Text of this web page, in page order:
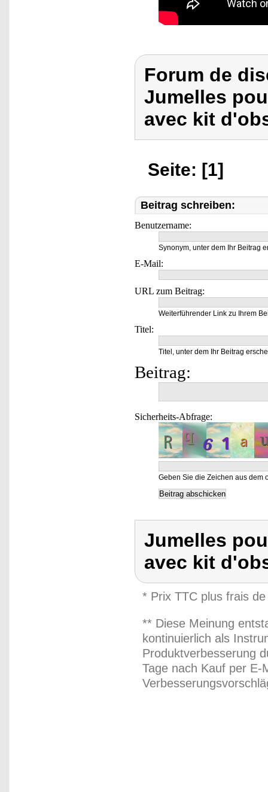
Forum de
Jumelles
avec kit
Seite: [1]
Beitrag schreiben:
Benutzername:
Synonym, unter dem Ihr Beitrag
E-Mail:
URL zum Beitrag:
Weiterführender Link zu Ihrem
Titel:
Titel, unter dem Ihr Beitrag
Beitrag:
Sicherheits-Abfrage:
Geben Sie die Zeichen aus dem
Jumelles
avec kit
* Prix TTC plus frais
** Diese Meinung
kontinuierlich als
Produktverbesserung
Tage nach Kauf per E-